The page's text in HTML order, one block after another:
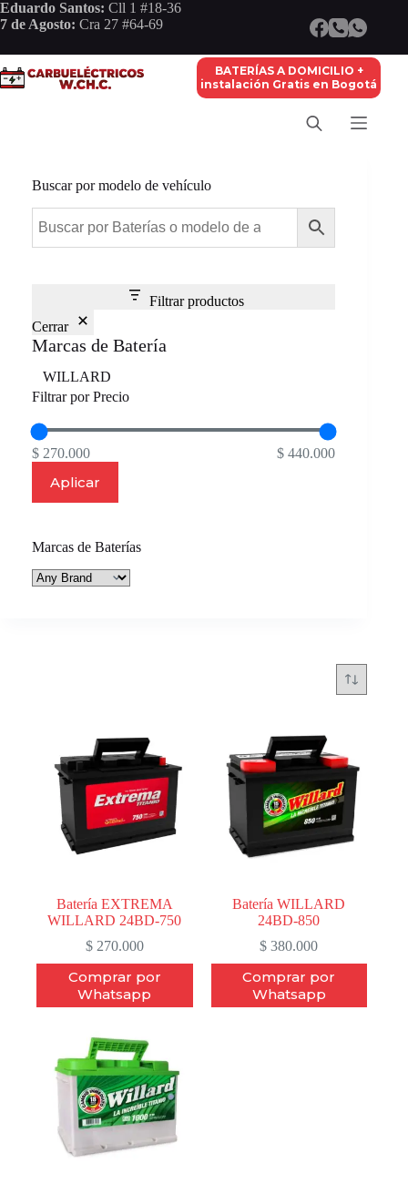
Saltar
al
Eduardo Santos: Cll 1 #18-36
7 de Agosto: Cra 27 #64-69
BATERÍAS A DOMICILIO +
instalación Gratis en Bogotá
Batería EXTREMA
WILLARD 24BD-750
$270.000
Comprar por
Whatsapp
Batería WILLARD
24BD-850
$ 380.000
Comprar por
Whatsapp
Buscar por modelo de vehículo
Filtrar productos
Cerrar
Marcas de Batería
Marca
WILLARD
Filtrar por Precio
$ 270.000 $ 440.000
Aplicar
Marcas de Baterías